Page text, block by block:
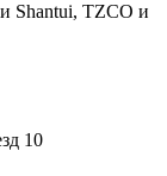
Shantui, TZCO и
10